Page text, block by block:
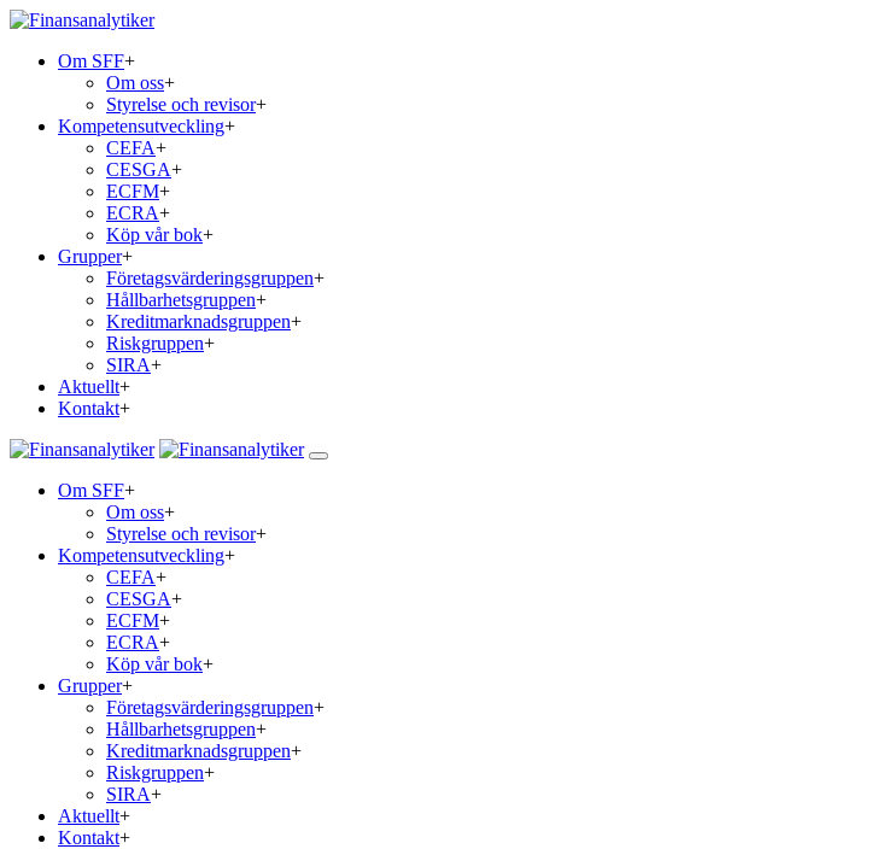
Om SFF+
Om oss+
Styrelse och revisor+
Kompetensutveckling+
CEFA+
CESGA+
ECFM+
ECRA+
Köp vår bok+
Grupper+
Företagsvärderingsgruppen+
Hållbarhetsgruppen+
Kreditmarknadsgruppen+
Riskgruppen+
SIRA+
Aktuellt+
Kontakt+
Om SFF+
Om oss+
Styrelse och revisor+
Kompetensutveckling+
CEFA+
CESGA+
ECFM+
ECRA+
Köp vår bok+
Grupper+
Företagsvärderingsgruppen+
Hållbarhetsgruppen+
Kreditmarknadsgruppen+
Riskgruppen+
SIRA+
Aktuellt+
Kontakt+